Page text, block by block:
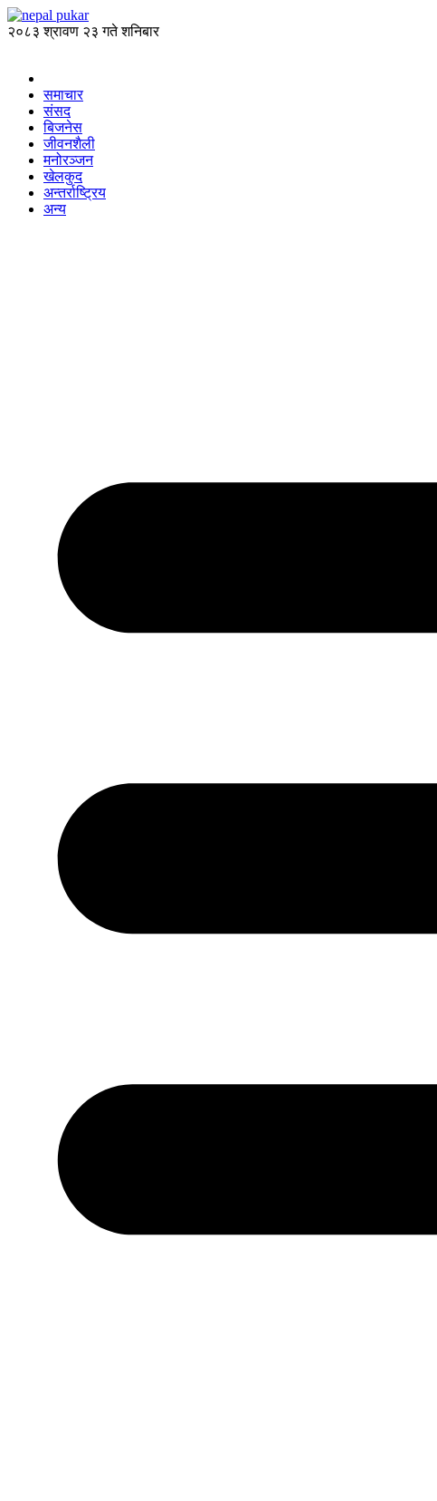
२०८३ श्रावण २३ गते शनिबार
समाचार
संसद
बिजनेस
जीवनशैली
मनोरञ्जन
खेलकुद
अन्तर्राष्ट्रिय
अन्य